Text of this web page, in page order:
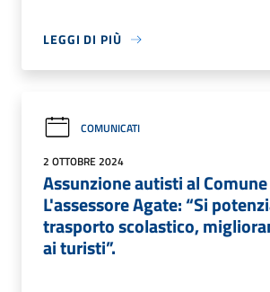
LEGGI DI PIÙ
COMUNICATI
2 OTTOBRE 2024
Assunzione autisti al
L'assessore Agate: “Si
trasporto scolastico,
ai turisti”.